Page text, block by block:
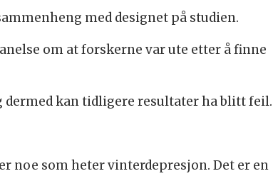
med designet på studien.
om at forskerne var ute etter å finne
kan tidligere resultater ha blitt feil.
noe som heter vinterdepresjon. Det er en